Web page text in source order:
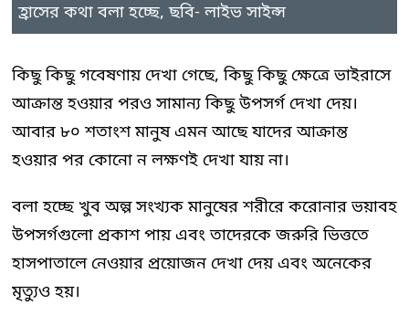
হ্রাসের কথা বলা হচ্ছে, ছবি- লাইভ সাইন্স
কিছু কিছু গবেষণায় দেখা গেছে, কিছু কিছু ক্ষেত্রে ভাইরাসে
আক্রান্ত হওয়ার পরও সামান্য কিছু উপসর্গ দেখা দেয়।
আবার ৮০ শতাংশ মানুষ এমন আছে যাদের আক্রান্ত
হওয়ার পর কোনো ন লক্ষণই দেখা যায় না।
বলা হচ্ছে খুব অল্প সংখ্যক মানুষের শরীরে করোনার ভয়াবহ
উপসর্গগুলো প্রকাশ পায় এবং তাদেরকে জরুরি ভিত্ততে
হাসপাতালে নেওয়ার প্রয়োজন দেখা দেয় এবং অনেকের
মৃত্যুও হয়।